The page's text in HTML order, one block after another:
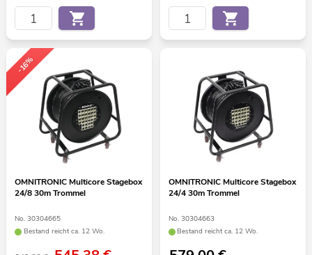
-16%
OMNITRONIC Multicore Stagebox
24/8 30m Trommel
No. 30304665
Bestand reicht ca. 12 Wo.
OMNITRONIC Multicore Stagebox
24/4 30m Trommel
No. 30304663
Bestand reicht ca. 12 Wo.